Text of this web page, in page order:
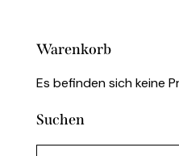
Warenkorb
Es befinden sich keine
Suchen